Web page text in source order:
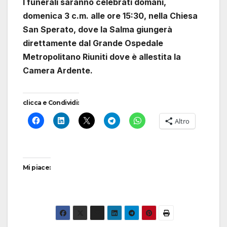
domenica 3 c.m. alle ore 15:30, nella Chiesa
San Sperato, dove la Salma giungerà
direttamente dal Grande Ospedale
Metropolitano Riuniti dove è allestita la
Camera Ardente.
clicca e Condividi:
Altro
Mi piace: